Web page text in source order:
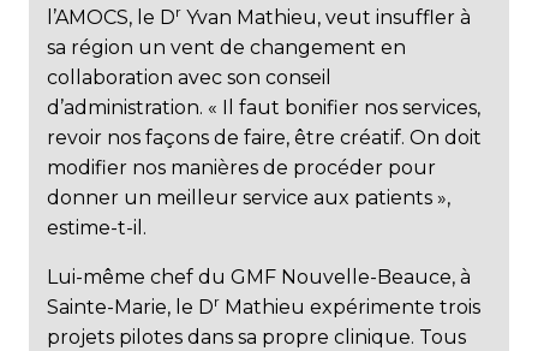
l’AMOCS, le Dr Yvan Mathieu, veut insuffler à
sa région un vent de changement en
collaboration avec son conseil
d’administration. « Il faut bonifier nos services,
revoir nos façons de faire, être créatif. On doit
modifier nos manières de procéder pour
donner un meilleur service aux patients »,
estime-t-il.
Lui-même chef du GMF Nouvelle-Beauce, à
Sainte-Marie, le Dr Mathieu expérimente trois
projets pilotes dans sa propre clinique. Tous